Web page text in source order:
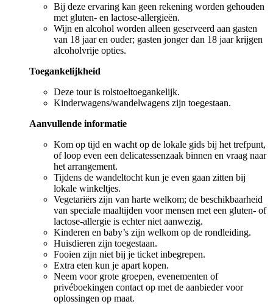
Bij deze ervaring kan geen rekening worden gehouden
met gluten- en lactose-allergieën.
Wijn en alcohol worden alleen geserveerd aan gasten
van 18 jaar en ouder; gasten jonger dan 18 jaar krijgen
alcoholvrije opties.
Toegankelijkheid
Deze tour is rolstoeltoegankelijk.
Kinderwagens/wandelwagens zijn toegestaan.
Aanvullende informatie
Kom op tijd en wacht op de lokale gids bij het trefpunt,
of loop even een delicatessenzaak binnen en vraag naar
het arrangement.
Tijdens de wandeltocht kun je even gaan zitten bij
lokale winkeltjes.
Vegetariërs zijn van harte welkom; de beschikbaarheid
van speciale maaltijden voor mensen met een gluten- of
lactose-allergie is echter niet aanwezig.
Kinderen en baby’s zijn welkom op de rondleiding.
Huisdieren zijn toegestaan.
Fooien zijn niet bij je ticket inbegrepen.
Extra eten kun je apart kopen.
Neem voor grote groepen, evenementen of
privéboekingen contact op met de aanbieder voor
oplossingen op maat.